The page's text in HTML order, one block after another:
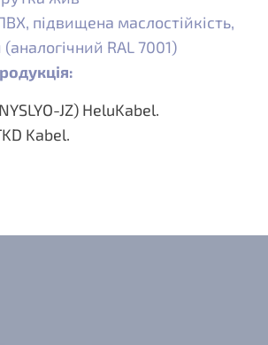
підвищена маслостійкість,
(аналогічний RAL 7001)
JZ) HeluKabel.
Kabel.